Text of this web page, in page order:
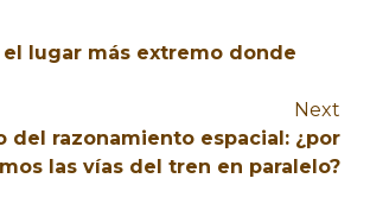
lugar más extremo donde
Next
del razonamiento espacial: ¿por
las vías del tren en paralelo?